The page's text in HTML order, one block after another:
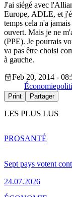
J'ai siégé avec
Europe, ADLE, et
temps cela n'a
ouvert. Mais je ne
(PPE). Je pourrais
va pas être choisi
à gauche.
Feb 20, 2014 -
Économie
Print Partager
LES PLUS LUS
Sept pays votent
24.07.2026
PROSANTÉ